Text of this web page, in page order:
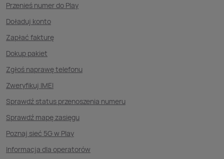
Przenieś numer do Play
Doładuj konto
Zapłać fakturę
Dokup pakiet
Zgłoś naprawę telefonu
Zweryfikuj IMEI
Sprawdź status przenoszenia numeru
Sprawdź mapę zasięgu
Poznaj sieć 5G w Play
Informacja dla operatorów